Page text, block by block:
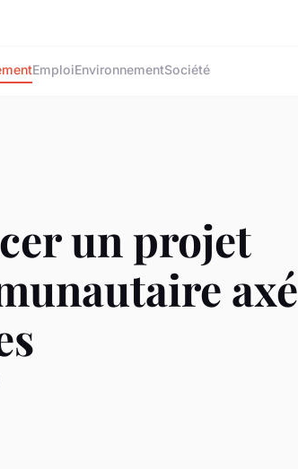
EmploiEnvironnementSociété
un projet
axé